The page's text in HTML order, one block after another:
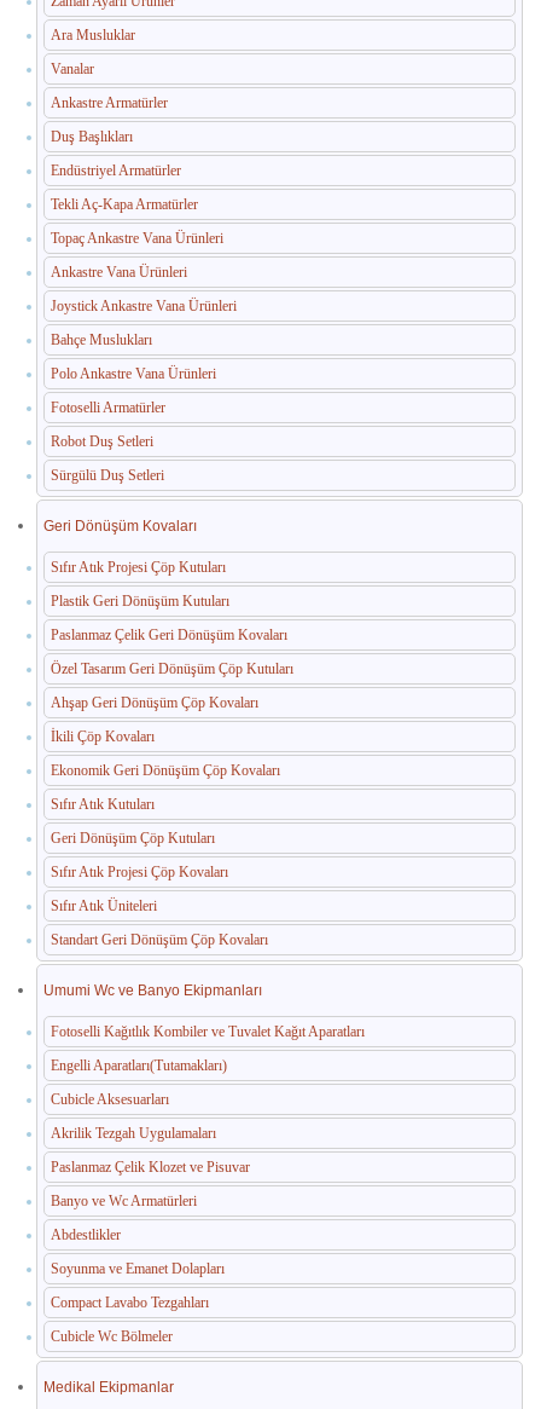
Dış Mekan Çöp Kovaları
Küllükler ve Sigara Atık Üniteleri
El Kurutma Makineleri
🔐 En Güvenilir Adres
Fotoselli Kağıt Havluluklar
Sabunluklar
Otel Ekipmanları
Umumi Wc ve Banyo Ekipmanları
Havuz Duş Kulesi & Sahil Duş Kulesi
Açık Alan Su Çeşmesi(Sebil)
Medikal Ekipmanlar
Paslanmaz Havuz Ekipmanları
🛒 TEKLIF SEPETIM
İLETIŞIM
Ara Musluklar
Vanalar
Ankastre Armatürler
Duş Başlıkları
Endüstriyel Armatürler
Tekli Aç-Kapa Armatürler
Topaç Ankastre Vana Ürünleri
Ankastre Vana Ürünleri
Joystick Ankastre Vana Ürünleri
Bahçe Muslukları
Polo Ankastre Vana Ürünleri
Fotoselli Armatürler
Robot Duş Setleri
Sürgülü Duş Setleri
Geri Dönüşüm Kovaları
Sıfır Atık Projesi Çöp Kutuları
Plastik Geri Dönüşüm Kutuları
Paslanmaz Çelik Geri Dönüşüm Kovaları
Özel Tasarım Geri Dönüşüm Çöp Kutuları
Ahşap Geri Dönüşüm Çöp Kovaları
İkili Çöp Kovaları
Ekonomik Geri Dönüşüm Çöp Kovaları
Sıfır Atık Kutuları
Geri Dönüşüm Çöp Kutuları
Sıfır Atık Projesi Çöp Kovaları
Sıfır Atık Üniteleri
Standart Geri Dönüşüm Çöp Kovaları
Umumi Wc ve Banyo Ekipmanları
Fotoselli Kağıtlık Kombiler ve Tuvalet Kağıt Aparatları
Engelli Aparatları(Tutamakları)
Cubicle Aksesuarları
Akrilik Tezgah Uygulamaları
Paslanmaz Çelik Klozet ve Pisuvar
Banyo ve Wc Armatürleri
Abdestlikler
Soyunma ve Emanet Dolapları
Compact Lavabo Tezgahları
Cubicle Wc Bölmeler
Medikal Ekipmanlar